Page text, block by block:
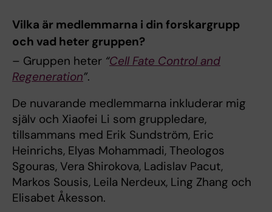
Vilka är medlemmarna i din forskargrupp
och vad heter gruppen?
– Gruppen heter “Cell Fate Control and
Regeneration”.
De nuvarande medlemmarna inkluderar mig
själv och Xiaofei Li som gruppledare,
tillsammans med Erik Sundström, Eric
Heinrichs, Elyas Mohammadi, Theologos
Sgouras, Vera Shirokova, Ladislav Pacut,
Markos Sousis, Leila Nerdeux, Ling Zhang och
Elisabet Åkesson.